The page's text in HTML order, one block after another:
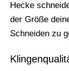
Hecke
der Größe
Schneiden zu